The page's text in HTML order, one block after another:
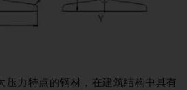
压力特点的钢材，在建筑结构中具有